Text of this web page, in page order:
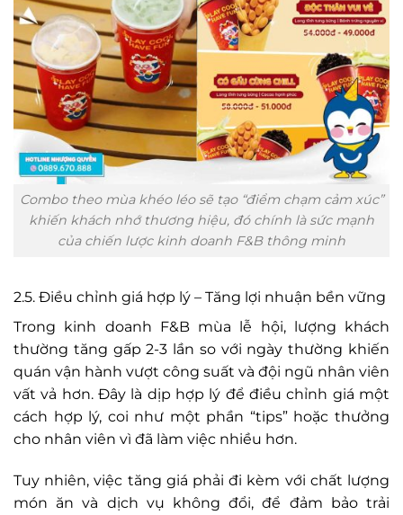
Combo theo mùa khéo léo sẽ tạo “điểm chạm cảm xúc”
khiến khách nhớ thương hiệu, đó chính là sức mạnh
của chiến lược kinh doanh F&B thông minh
2.5. Điều chỉnh giá hợp lý – Tăng lợi nhuận bền vững
Trong kinh doanh F&B mùa lễ hội, lượng khách
thường tăng gấp 2-3 lần so với ngày thường khiến
quán vận hành vượt công suất và đội ngũ nhân viên
vất vả hơn. Đây là dịp hợp lý để điều chỉnh giá một
cách hợp lý, coi như một phần “tips” hoặc thưởng
cho nhân viên vì đã làm việc nhiều hơn.
Tuy nhiên, việc tăng giá phải đi kèm với chất lượng
món ăn và dịch vụ không đổi, để đảm bảo trải